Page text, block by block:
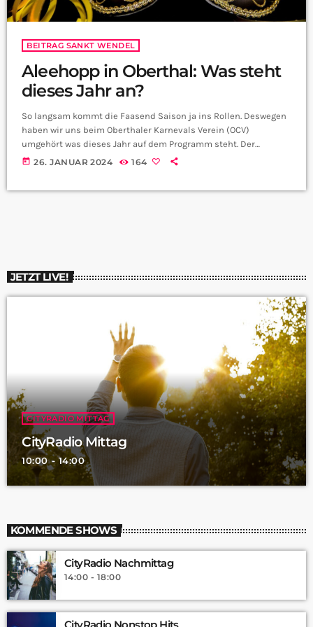
BEITRAG SANKT WENDEL
Aleehopp in Oberthal: Was steht
dieses Jahr an?
So langsam kommt die Faasend Saison ja ins Rollen. Deswegen
haben wir uns beim Oberthaler Karnevals Verein (OCV)
umgehört was dieses Jahr auf dem Programm steht. Der
Vorsitzende des OCVs Michael Schmitt hat für uns die Infos:
today 26. JANUAR 2024 164
JETZT LIVE!
CITYRADIO MITTAG
CityRadio Mittag
10:00 - 14:00
KOMMENDE SHOWS
CityRadio Nachmittag
14:00 - 18:00
CityRadio Nonstop Hits